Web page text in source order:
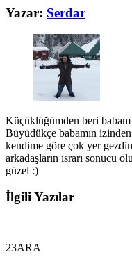
Yazar: Serdar
Küçüklüğümden beri
Büyüdükçe babamın
kendime göre çok yer
arkadaşların ısrarı sonucu
güzel :)
İlgili Yazılar
23ARA